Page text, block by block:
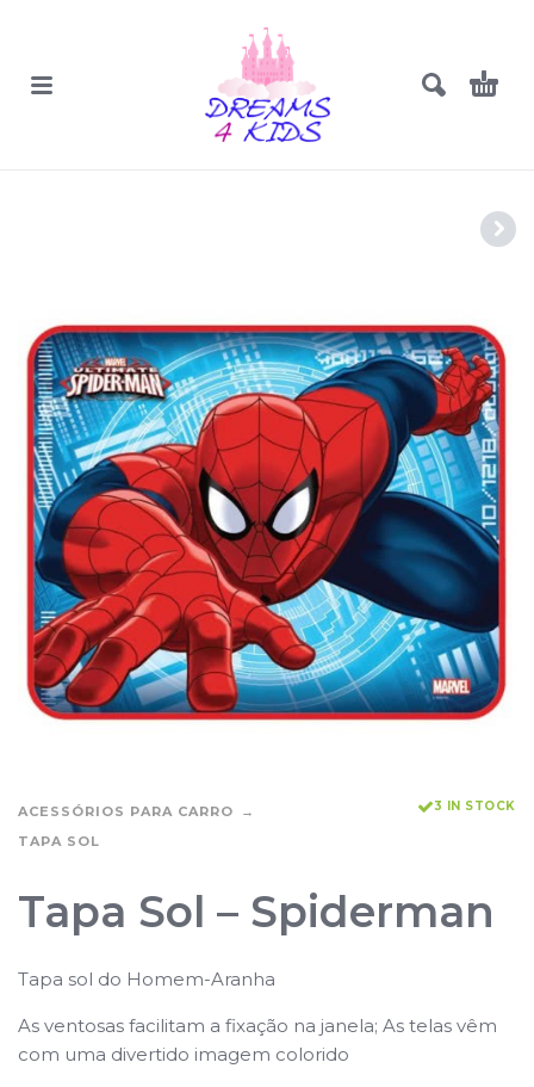
ACESSÓRIOS PARA CARRO
TAPA SOL
3 IN STOCK
Tapa Sol – Spiderman
Tapa sol do Homem-Aranha
As ventosas facilitam a fixação na janela; As telas vêm
com uma divertido imagem colorido